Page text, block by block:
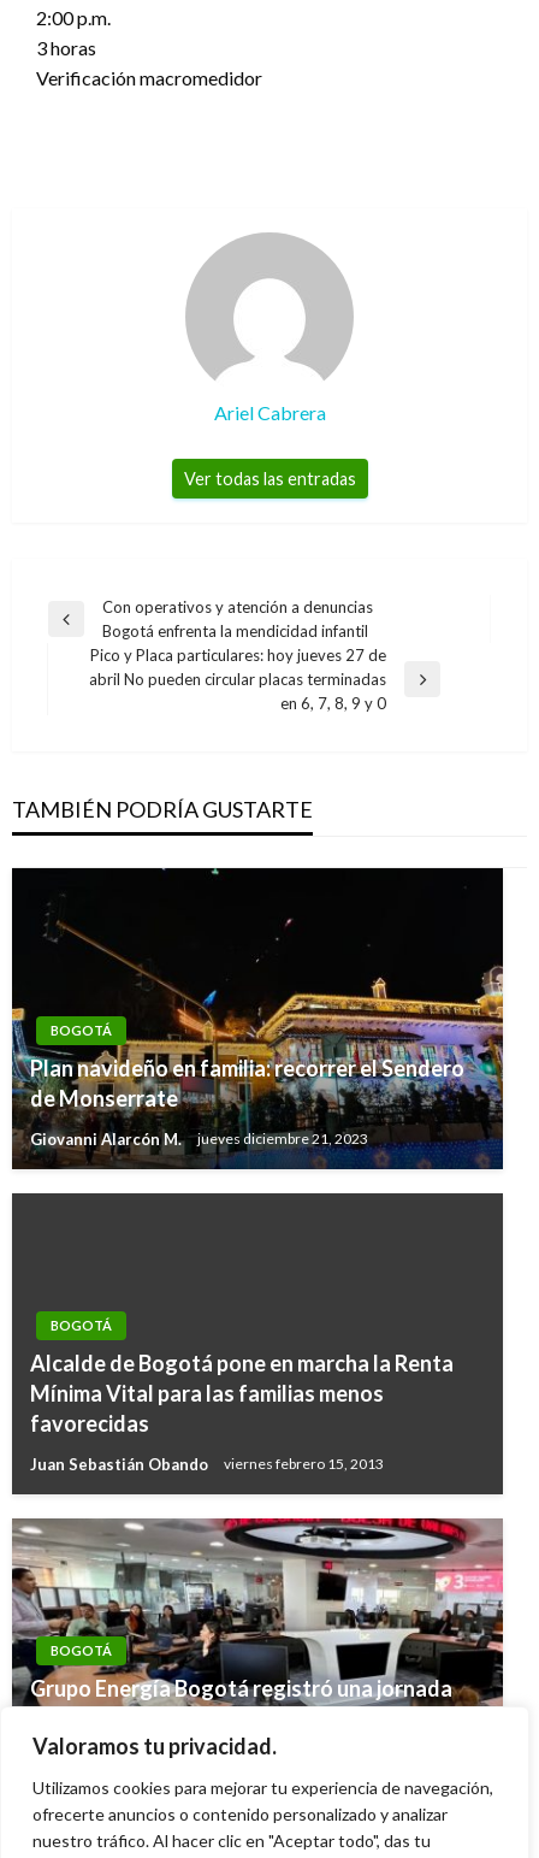
Valoramos tu privacidad.
Utilizamos cookies para mejorar tu experiencia de navegación,
ofrecerte anuncios o contenido personalizado y analizar
nuestro tráfico. Al hacer clic en "Aceptar todo", das tu
2:00 p.m.
3 horas
Verificación macromedidor
Ariel Cabrera
Ver todas las entradas
Navegación
entradas
Entrada
anterior
Con operativos y atención a denuncias
Bogotá enfrenta la mendicidad infantil
Entrada
Pico y Placa particulares: hoy jueves 27 de
abril No pueden circular placas terminadas
en 6, 7, 8, 9 y 0
TAMBIÉN PODRÍA GUSTARTE
BOGOTÁ
Plan navideño en familia: recorrer el Sendero
de Monserrate
Giovanni Alarcón M. jueves diciembre 21, 2023
BOGOTÁ
Alcalde de Bogotá pone en marcha la Renta
Mínima Vital para las familias menos
favorecidas
Juan Sebastián Obando viernes febrero 15, 2013
BOGOTÁ
Grupo Energía Bogotá registró una jornada
colombiano
Giovanni Alarcón M. jueves enero 22, 2026
BOGOTÁ
Por descuento del 70% en intereses de
comparendos, Movilidad recuperó más de $26
Iván Briceño jueves agosto 1, 2019